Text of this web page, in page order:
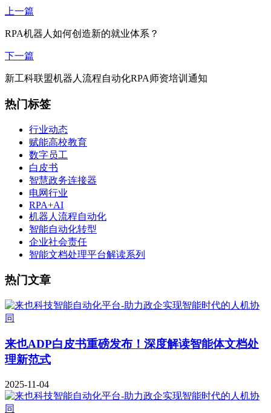
上一篇
RPA机器人如何创造新的就业体系？
下一篇
新工科联盟机器人流程自动化RPA师资培训通知
热门标签
行业动态
赋能高校教育
数字员工
白皮书
智慧政务连接器
电网行业
RPA+AI
机器人流程自动化
智能自动化转型
企业社会责任
智能文档处理平台解读系列
热门文章
来也ADP白皮书重磅发布！深度解读智能体文档处
理新范式
2025-11-04